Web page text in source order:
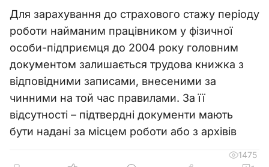
Для зарахування до страхового стажу періоду
роботи найманим працівником у фізичної
особи-підприємця до 2004 року головним
документом залишається трудова книжка з
відповідними записами, внесеними за
чинними на той час правилами. За її
відсутності – підтвердні документи мають
бути надані за місцем роботи або з архівів
1475